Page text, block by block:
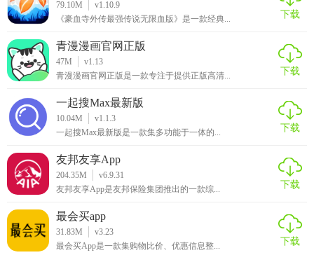
79.10M
v1.10.9
《豪血寺外传最强传说无限血版》是一款经典...
下载
青漫漫画官网正版
47M
v1.13
青漫漫画官网正版是一款专注于提供正版高清...
下载
一起搜Max最新版
10.04M
v1.1.3
一起搜Max最新版是一款集多功能于一体的...
下载
友邦友享App
204.35M
v6.9.31
友邦友享App是友邦保险集团推出的一款综...
下载
最会买app
31.83M
v3.23
最会买App是一款集购物比价、优惠信息整...
下载